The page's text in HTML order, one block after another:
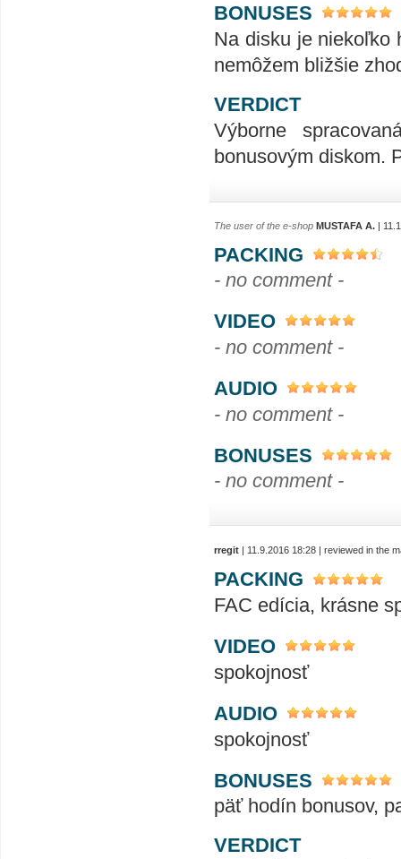
BONUSES
Na disku je niekoľko
nemôžem bližšie
VERDICT
Výborne
bonusovým diskom.
The user of the e-shop MUSTAFA A. |
PACKING
- no comment -
VIDEO
- no comment -
AUDIO
- no comment -
BONUSES
- no comment -
rregit | 11.9.2016 18:28 | reviewed in the
PACKING
FAC edícia, krásne
VIDEO
spokojnosť
AUDIO
spokojnosť
BONUSES
päť hodín bonusov,
VERDICT